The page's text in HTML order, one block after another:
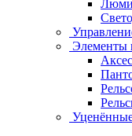
Элементы